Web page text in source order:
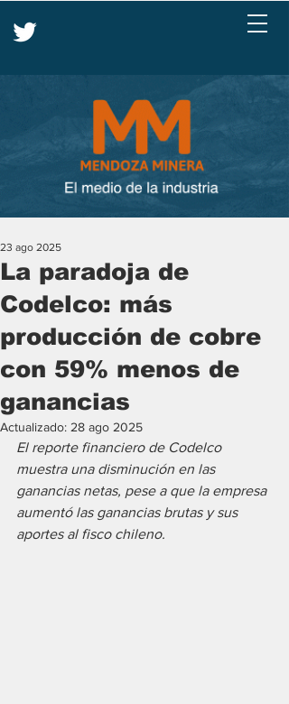
La paradoja de
Codelco: más
producción de cobre
con 59% menos de
ganancias
23 ago 2025
Actualizado: 28 ago 2025
El reporte financiero de Codelco
muestra una disminución en las
ganancias netas, pese a que la empresa
aumentó las ganancias brutas y sus
aportes al fisco chileno.